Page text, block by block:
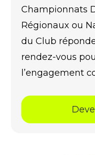
Championnats
Régionaux ou
du Club
rendez-vous
l’engagement